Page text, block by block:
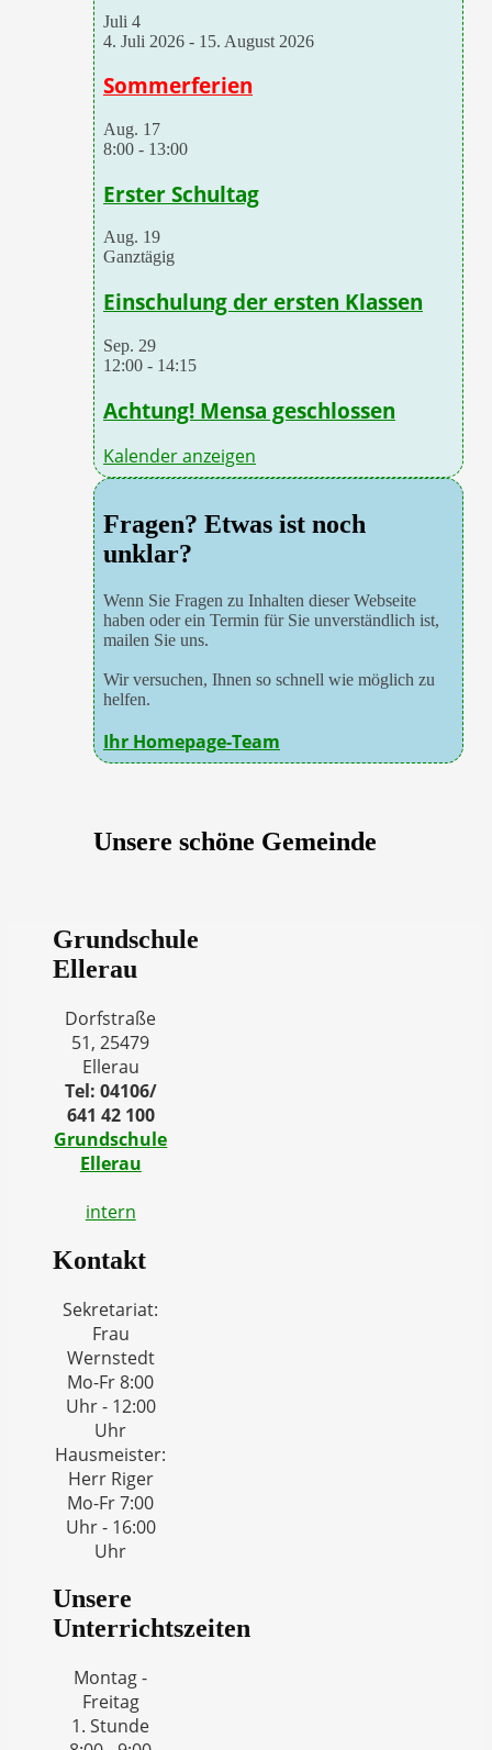
Juli 4
4. Juli 2026 - 15. August 2026
Sommerferien
Aug. 17
8:00 - 13:00
Erster Schultag
Aug. 19
Ganztägig
Einschulung der ersten Klassen
Sep. 29
12:00 - 14:15
Achtung! Mensa geschlossen
Kalender anzeigen
Fragen? Etwas ist noch
unklar?
Wenn Sie Fragen zu Inhalten dieser Webseite
haben oder ein Termin für Sie unverständlich ist,
mailen Sie uns.
Wir versuchen, Ihnen so schnell wie möglich zu
helfen.
Ihr Homepage-Team
Unsere schöne Gemeinde
Grundschule
Ellerau
Dorfstraße
51, 25479
Ellerau
Tel: 04106/
641 42 100
Grundschule
Ellerau
intern
Kontakt
Sekretariat:
Frau
Wernstedt
Mo-Fr 8:00
Uhr - 12:00
Uhr
Hausmeister:
Herr Riger
Mo-Fr 7:00
Uhr - 16:00
Uhr
Unsere
Unterrichtszeiten
Montag -
Freitag
1. Stunde